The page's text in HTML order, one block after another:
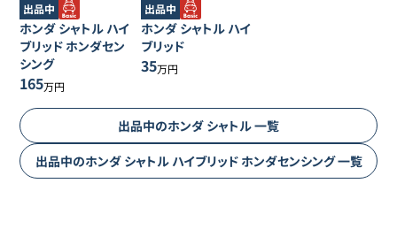
出品中
ホンダ シャトル ハイ
ブリッド ホンダセン
シング
165万円
出品中
ホンダ シャトル ハイ
ブリッド
35万円
出品中のホンダ シャトル一覧
出品中のホンダ シャトル ハイブリッド ホンダセンシング一覧